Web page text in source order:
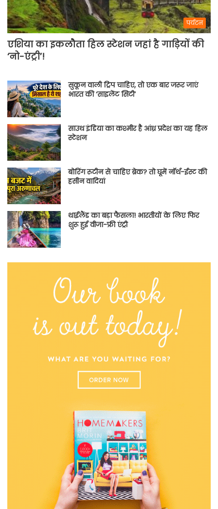
पर्यटन
एशिया का इकलौता हिल स्टेशन जहां है गाड़ियों की
‘नो-एंट्री’!
सुकून वाली ट्रिप चाहिए, तो एक बार जरूर जाएं
भारत की ‘साइलेंट सिटी’
साउथ इंडिया का कश्मीर है आंध्र प्रदेश का यह हिल
स्टेशन
बोरिंग रूटीन से चाहिए ब्रेक? तो घूमें नॉर्थ-ईस्ट की
हसीन वादियां
थाईलैंड का बड़ा फैसला! भारतीयों के लिए फिर
शुरू हुई वीजा-फ्री एंट्री